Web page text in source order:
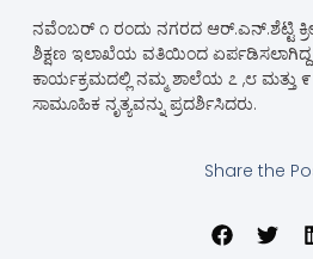
ನವೆಂಬರ್ ೧ ರಂದು ನಗರದ ಆರ್.ಎನ್.ಶೆಟ್ಟಿ
ಶಿಕ್ಷಣ ಇಲಾಖೆಯ ವತಿಯಿಂದ ಏರ್ಪಡಿಸಲಾಗಿದ್ದ
ಕಾರ್ಯಕ್ರಮದಲ್ಲಿ ನಮ್ಮ ಶಾಲೆಯ ೭ ,೮ ಮತ್ತು
ಸಾಮೂಹಿಕ ನೃತ್ಯವನ್ನು ಪ್ರದರ್ಶಿಸಿದರು.
Share the